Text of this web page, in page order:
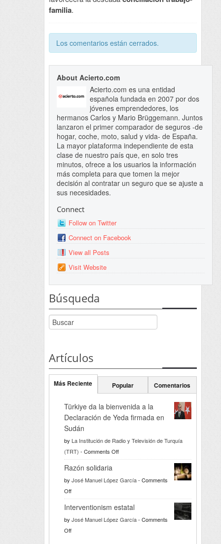
familia.
Los comentarios están cerrados.
About Acierto.com
Acierto.com es una entidad
española fundada en 2007 por dos
jóvenes emprendedores, los
hermanos Carlos y Mario Brüggemann. Juntos
lanzaron el primer comparador de seguros -de
hogar, coche, moto, salud y vida- de España.
La mayor plataforma independiente de esta
clase de nuestro país que, en solo tres
minutos, ofrece a los usuarios la información
más completa para que tomen la mejor
decisión al contratar un seguro que se ajuste a
sus necesidades.
Connect
Follow on Twitter
Connect on Facebook
View all Posts
Visit Website
Búsqueda
Artículos
Más Reciente Popular Comentarios
Türkiye da la bienvenida a la
Declaración de Yeda firmada en
Sudán
by La Institución de Radio y Televisión de Turquía
(TRT) - Comments Offon
Türkiye
la
a
Razón solidaria
by José Manuel López García- Comments
Offon
Razón
solidaria
Interventionism estatal
by José Manuel López García- Comments
Offon